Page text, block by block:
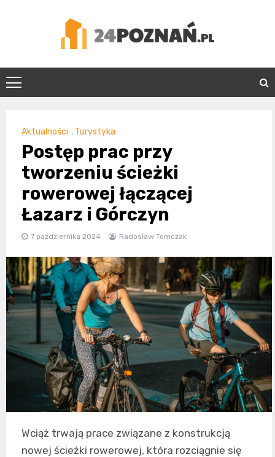
24Poznań.pl
Aktualności , Turystyka
Postęp prac przy
tworzeniu ścieżki
rowerowej łączącej
Łazarz i Górczyn
7 października 2024 Radosław Tomczak
Wciąż trwają prace związane z konstrukcją
nowej ścieżki rowerowej, która rozciągnie się